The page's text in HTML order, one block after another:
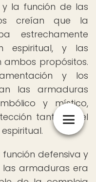
la función de las
creían que la
estrechamente
espiritual, y las
propósitos.
y los
las armaduras
y místico,
tanto en el
función defensiva y
las armaduras era